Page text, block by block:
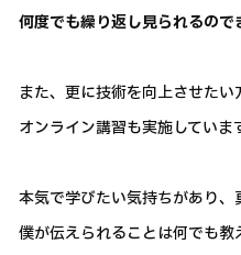
何度でも繰り返し見られるので
また、更に技術を向上させた
オンライン講習も実施していま
本気で学びたい気持ちがあり
僕が伝えられることは何でも